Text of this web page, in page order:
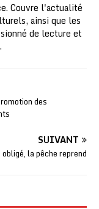
Couvre l'actualité
ainsi que les
de lecture et
des
SUIVANT
la pêche reprend